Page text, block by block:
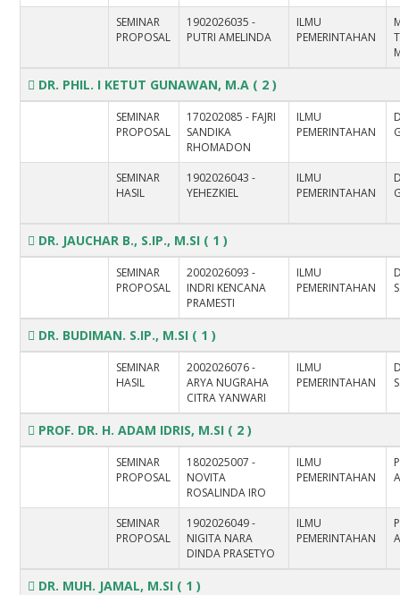
SEMINAR
PROPOSAL
1902026035 -
PUTRI AMELINDA
ILMU
PEMERINTAHAN
DR. PHIL. I KETUT GUNAWAN, M.A ( 2 )
SEMINAR
PROPOSAL
170202085 - FAJRI
SANDIKA
RHOMADON
ILMU
PEMERINTAHAN
SEMINAR
HASIL
1902026043 -
YEHEZKIEL
ILMU
PEMERINTAHAN
DR. JAUCHAR B., S.IP., M.SI ( 1 )
SEMINAR
PROPOSAL
2002026093 -
INDRI KENCANA
PRAMESTI
ILMU
PEMERINTAHAN
DR. BUDIMAN. S.IP., M.SI ( 1 )
SEMINAR
HASIL
2002026076 -
ARYA NUGRAHA
CITRA YANWARI
ILMU
PEMERINTAHAN
PROF. DR. H. ADAM IDRIS, M.SI ( 2 )
SEMINAR
PROPOSAL
1802025007 -
NOVITA
ROSALINDA IRO
ILMU
PEMERINTAHAN
SEMINAR
PROPOSAL
1902026049 -
NIGITA NARA
DINDA PRASETYO
ILMU
PEMERINTAHAN
DR. MUH. JAMAL, M.SI ( 1 )